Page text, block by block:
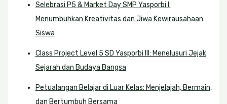
Selebrasi P5 & Market Day SMP Yasporbi I:
Menumbuhkan Kreativitas dan Jiwa Kewirausahaan
Siswa
Class Project Level 5 SD Yasporbi III: Menelusuri Jejak
Sejarah dan Budaya Bangsa
Petualangan Belajar di Luar Kelas: Menjelajah, Bermain,
dan Bertumbuh Bersama